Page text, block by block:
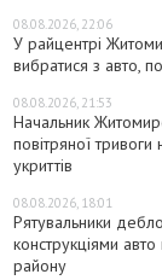
08.08.2026, 22:06
У райцентрі
вибратися з авто,
08.08.2026, 21:53
Начальник
повітряної
укриттів
08.08.2026, 18:01
Рятувальники
конструкціями
району